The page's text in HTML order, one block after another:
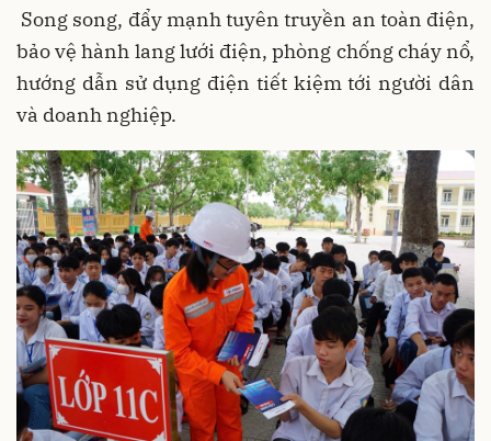
Song song, đẩy mạnh tuyên truyền an toàn điện,
bảo vệ hành lang lưới điện, phòng chống cháy nổ,
hướng dẫn sử dụng điện tiết kiệm tới người dân
và doanh nghiệp.